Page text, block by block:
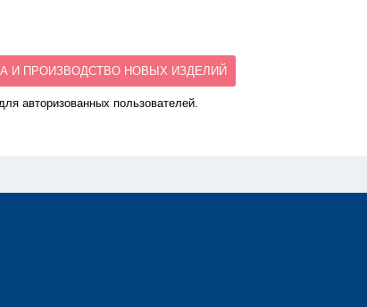
И ПРОИЗВОДСТВО НОВЫХ ИЗДЕЛИЙ
авторизованных пользователей.